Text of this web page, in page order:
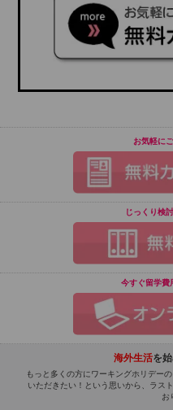
お気軽に
じっくり検
今すぐ留学費
海外生活を
もっと多くの方にワーキングホリデー
いただきたい！という思いから、ラス
お